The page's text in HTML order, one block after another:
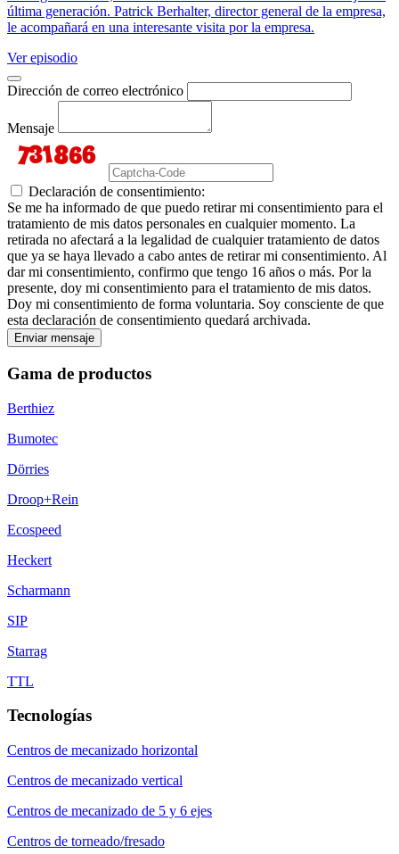
última generación. Patrick Berhalter, director general de la empresa,
le acompañará en una interesante visita por la empresa.
Ver episodio
Dirección de correo electrónico
Mensaje
Declaración de consentimiento:
Se me ha informado de que puedo retirar mi consentimiento para el
tratamiento de mis datos personales en cualquier momento. La
retirada no afectará a la legalidad de cualquier tratamiento de datos
que ya se haya llevado a cabo antes de retirar mi consentimiento. Al
dar mi consentimiento, confirmo que tengo 16 años o más. Por la
presente, doy mi consentimiento para el tratamiento de mis datos.
Doy mi consentimiento de forma voluntaria. Soy consciente de que
esta declaración de consentimiento quedará archivada.
Enviar mensaje
Gama de productos
Berthiez
Bumotec
Dörries
Droop+Rein
Ecospeed
Heckert
Scharmann
SIP
Starrag
TTL
Tecnologías
Centros de mecanizado horizontal
Centros de mecanizado vertical
Centros de mecanizado de 5 y 6 ejes
Centros de torneado/fresado